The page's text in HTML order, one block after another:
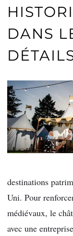
DANS
destinations
Uni. Pour
médiévaux, le
avec une